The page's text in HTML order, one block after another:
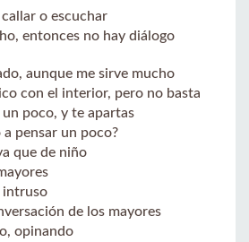
o escuchar
entonces no hay diálogo
aunque me sirve mucho
con el interior, pero no basta
un poco, y te apartas
pensar un poco?
que de niño
intruso
de los mayores
opinando